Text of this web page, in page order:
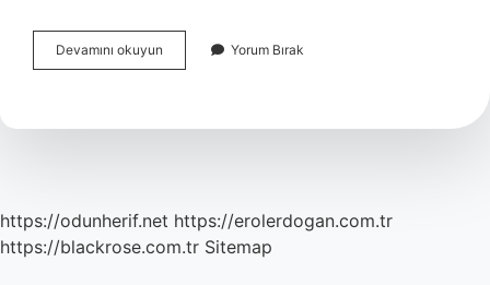
Devamını okuyun
Sınıf
Zorunlu
Yorum Bırak
https://odunherif.net https://erolerdogan.com.tr
https://blackrose.com.tr Sitemap